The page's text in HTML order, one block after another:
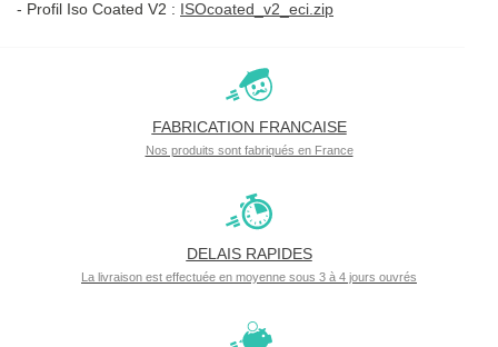
Badges
68x45mm
68x45mm Coins
Arrondis
90x65mm
115x40mm
Carrés
25x25mm
40x40mm
63x63mm
- Profil Iso Coated V2 : ISOcoated_v2_eci.zip
FABRICATION FRANCAISE
Nos produits sont fabriqués en France
DELAIS RAPIDES
La livraison est effectuée en moyenne sous 3 à 4 jours ouvrés